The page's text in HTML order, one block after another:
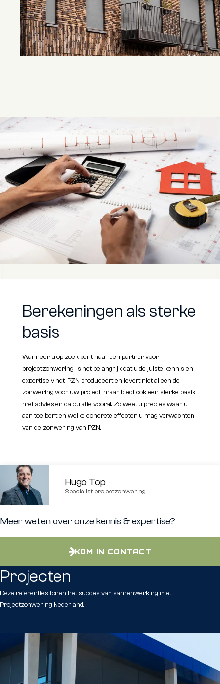
Berekeningen als sterke
basis
Wanneer u op zoek bent naar een partner voor
projectzonwering, is het belangrijk dat u de juiste kennis en
expertise vindt. PZN produceert en levert niet alleen de
zonwering voor uw project, maar biedt ook een sterke basis
met advies en calculatie vooraf. Zo weet u precies waar u
aan toe bent en welke concrete effecten u mag verwachten
van de zonwering van PZN.
Meer weten over onze kennis & expertise?
Hugo Top
Specialist projectzonwering
KOM IN CONTACT
Projecten
Deze referenties tonen het succes van samenwerking met
Projectzonwering Nederland.